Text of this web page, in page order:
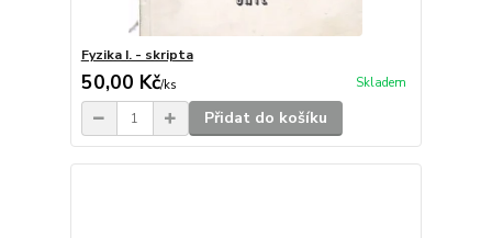
Fyzika I. - skripta
50,00 Kč/ks Skladem
Přidat do košíku